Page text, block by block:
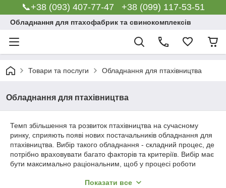
📞+38 (093) 407-77-47 +38 (099) 117-53-51
Обладнання для птахофабрик та свинокомплексів
Товари та послуги Обладнання для птахівництва
Обладнання для птахівництва
Темп збільшення та розвиток птахівництва на сучасному
ринку, сприяють появі нових постачальників обладнання для
птахівництва. Вибір такого обладнання - складний процес, де
потрібно враховувати багато факторів та критеріїв. Вибір має
бути максимально раціональним, щоб у процесі роботи
Показати все